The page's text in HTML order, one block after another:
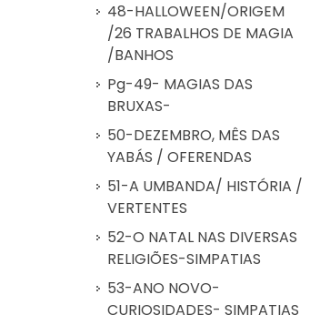
48-HALLOWEEN/ORIGEM
/26 TRABALHOS DE MAGIA
/BANHOS
Pg-49- MAGIAS DAS
BRUXAS-
50-DEZEMBRO, MÊS DAS
YABÁS / OFERENDAS
51-A UMBANDA/ HISTÓRIA /
VERTENTES
52-O NATAL NAS DIVERSAS
RELIGIÕES-SIMPATIAS
53-ANO NOVO-
CURIOSIDADES- SIMPATIAS